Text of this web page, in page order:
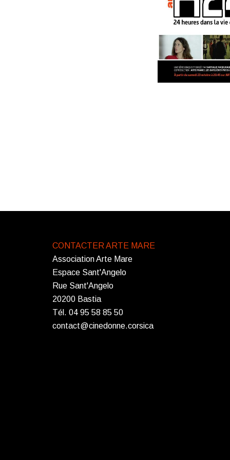
CONTACTER ARTE MARE
Association Arte Mare
Espace Sant'Angelo
Rue Sant'Angelo
20200 Bastia
Tél. 04 95 58 85 50
contact@cinedonne.corsica